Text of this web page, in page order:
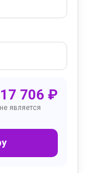
17 706 ₽
является